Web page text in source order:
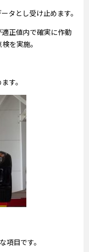
タとし受け止めます。
正値内で確実に作動
を実施。
す。
項目です。